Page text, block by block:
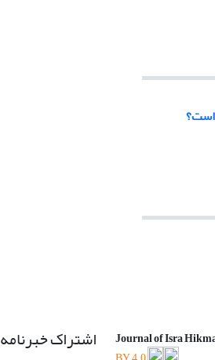
است؟
Journal of Isra اشتراک خبرنامه